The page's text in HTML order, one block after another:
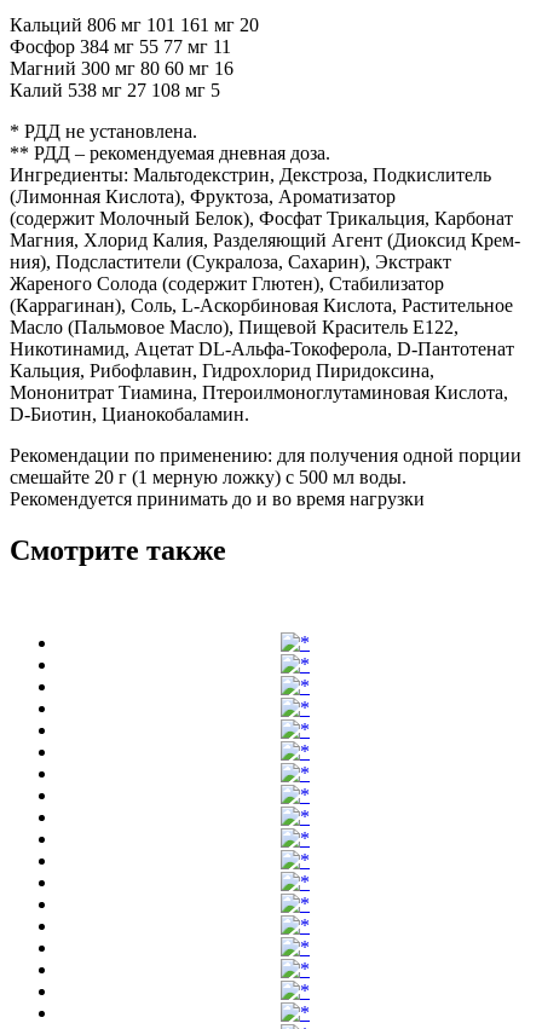
Кальций 806 мг 101 161 мг 20
Фосфор 384 мг 55 77 мг 11
Магний 300 мг 80 60 мг 16
Калий 538 мг 27 108 мг 5
* РДД не установлена.
** РДД – рекомендуемая дневная доза.
Ингредиенты: Мальтодекстрин, Декстроза, Под­кислитель
(Лимонная Кислота), Фруктоза, Аро­ма­ти­за­тор
(содержит Молочный Белок), Фосфат Трикальция, Карбонат
Маг­ния, Хлорид Калия, Разделяющий Агент (Диоксид Крем­
ния), Подсластители (Сукралоза, Сахарин), Экстракт
Жареного Солода (содержит Глютен), Стабилизатор
(Каррагинан), Соль, L-Аскорбиновая Кислота, Расти­тель­ное
Масло (Пальмовое Масло), Пищевой Краситель Е122,
Никотинамид, Ацетат DL-Альфа-Токоферола, D-Пантотенат
Каль­ция, Рибофлавин, Гидрохлорид Пиридоксина,
Мононитрат Тиамина, Птероилмоноглутаминовая Кислота,
D-Биотин, Цианокобаламин.
Рекомендации по применению: для получения одной порции
смешайте 20 г (1 мерную ложку) с 500 мл воды.
Рекомендуется принимать до и во время нагрузки
Смотрите также